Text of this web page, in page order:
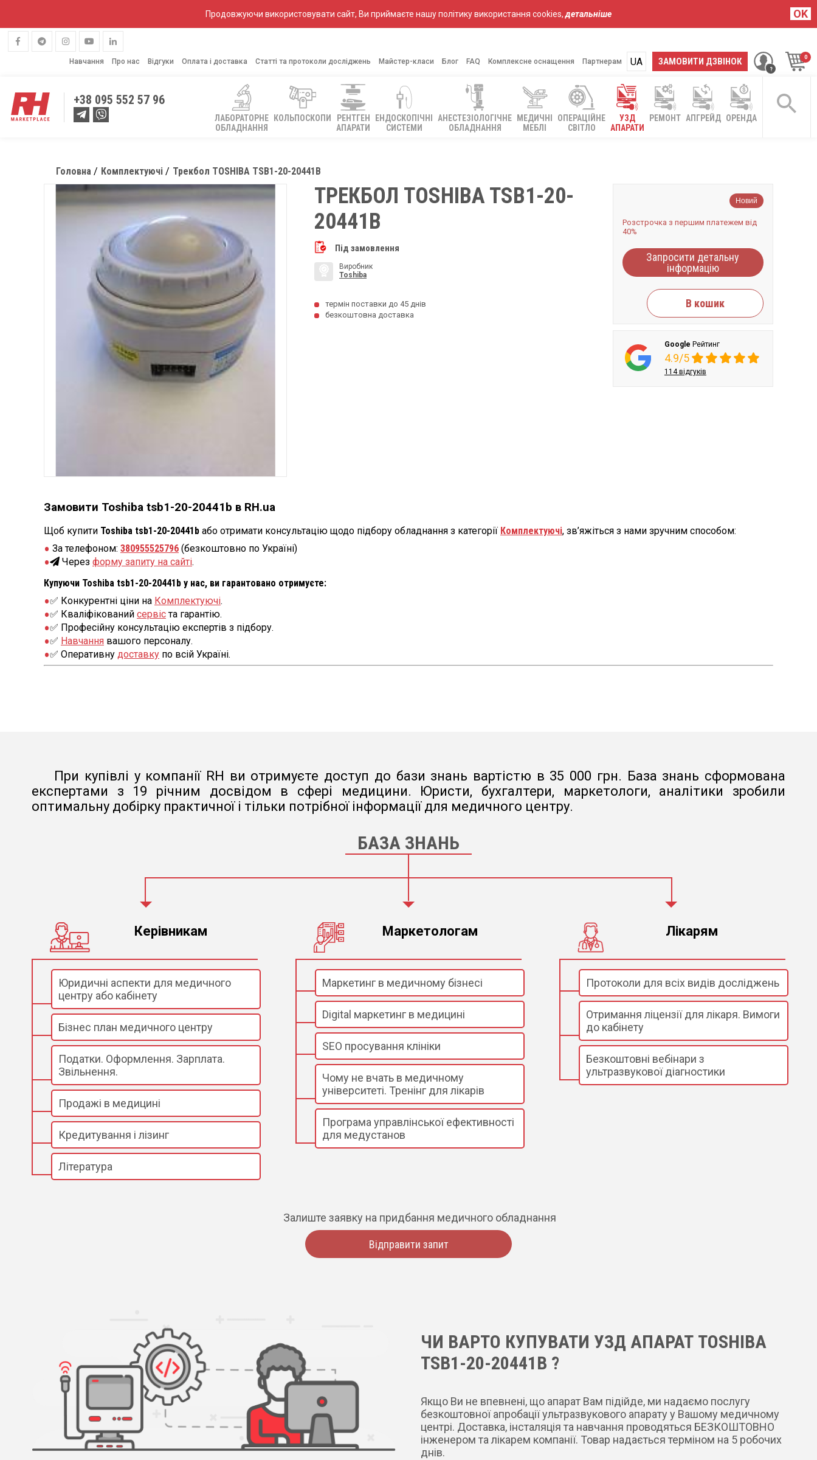
Продовжуючи використовувати сайт, Ви приймаєте нашу політику використання cookies,детальніше OK
Навчання Про нас Відгуки Оплата і доставка Статті та протоколи досліджень Майстер-класи Блог FAQ Комплексне оснащення Партнерам ЗАМОВИТИ ДЗВІНОК
UA
RU
+38 095 552 57 96
ЛАБОРАТОРНЕ
ОБЛАДНАННЯ
КОЛЬПОСКОПИ
РЕНТГЕН
АПАРАТИ
ЕНДОСКОПІЧНІ
СИСТЕМИ
АНЕСТЕЗІОЛОГІЧНЕ
ОБЛАДНАННЯ
МЕДИЧНІ
МЕБЛІ
ОПЕРАЦІЙНЕ
СВІТЛО
УЗД
АПАРАТИ
РЕМОНТ АПГРЕЙД ОРЕНДА
Головна Комплектуючі Трекбол TOSHIBA TSB1-20-20441B
ТРЕКБОЛ TOSHIBA TSB1-20-
20441B
Під замовлення
Виробник
Toshiba
термін поставки до 45 днів
безкоштовна доставка
Новий
Розстрочка з першим платежем від
40%
Запросити детальну
інформацію
В кошик
Google Рейтинг
4.9/5
114 відгуків
Замовити Toshiba tsb1-20-20441b в RH.ua
Щоб купити Toshiba tsb1-20-20441b або отримати консультацію щодо підбору обладнання з категорії Комплектуючі, зв’яжіться з нами зручним способом:
За телефоном: 380955525796 (безкоштовно по Україні)
Через форму запиту на сайті.
Купуючи Toshiba tsb1-20-20441b у нас, ви гарантовано отримуєте:
✅ Конкурентні ціни на Комплектуючі.
✅ Кваліфікований сервіста гарантію.
✅ Професійну консультацію експертів з підбору.
✅ Навчання вашого персоналу.
✅ Оперативну доставку по всій Україні.
При купівлі у компанії RH ви отримуєте доступ до бази знань вартістю в 35 000 грн. База знань сформована
експертами з 19 річним досвідом в сфері медицини. Юристи, бухгалтери, маркетологи, аналітики зробили
оптимальну добірку практичної і тільки потрібної інформації для медичного центру.
БАЗА ЗНАНЬ
Керівникам
Юридичні аспекти для медичного
центру або кабінету
Бізнес план медичного центру
Податки. Оформлення. Зарплата.
Звільнення.
Продажі в медицині
Кредитування і лізинг
Література
Маркетологам
Маркетинг в медичному бізнесі
Digital маркетинг в медицині
SEO просування клініки
Чому не вчать в медичному
університеті. Тренінг для лікарів
Програма управлінської ефективності
для медустанов
Лікарям
Протоколи для всіх видів досліджень
Отримання ліцензії для лікаря. Вимоги
до кабінету
Безкоштовні вебінари з
ультразвукової діагностики
Залиште заявку на придбання медичного обладнання
Відправити запит
ЧИ ВАРТО КУПУВАТИ УЗД АПАРАТ TOSHIBA
TSB1-20-20441B ?
Якщо Ви не впевнені, що апарат Вам підійде, ми надаємо послугу
безкоштовної апробації ультразвукового апарату у Вашому медичному
центрі. Доставка, інсталяція та навчання проводяться БЕЗКОШТОВНО
інженером та лікарем компанії. Товар надається терміном на 5 робочих
днів.